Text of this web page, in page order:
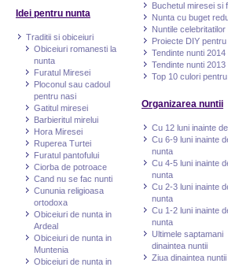
Idei pentru nunta
Traditii si obiceiuri
Obiceiuri romanesti la
nunta
Furatul Miresei
Ploconul sau cadoul
pentru nasi
Gatitul miresei
Barbieritul mirelui
Hora Miresei
Ruperea Turtei
Furatul pantofului
Ciorba de potroace
Cand nu se fac nunti
Cununia religioasa
ortodoxa
Obiceiuri de nunta in
Ardeal
Obiceiuri de nunta in
Muntenia
Obiceiuri de nunta in
Buchetul miresei si
Nunta cu buget
Nuntile celebritatilor
Proiecte DIY
Tendinte nunti 2014
Tendinte nunti 2013
Top 10 culori
Organizarea nuntii
Cu 12 luni inainte
Cu 6-9 luni inainte
nunta
Cu 4-5 luni inainte
nunta
Cu 2-3 luni inainte
nunta
Cu 1-2 luni inainte
nunta
Ultimele saptamani
dinaintea nuntii
Ziua dinaintea nuntii